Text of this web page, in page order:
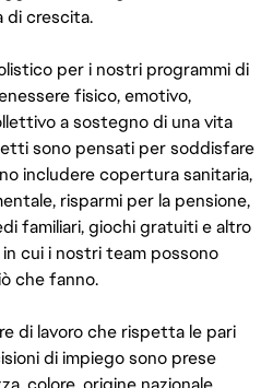
di crescita.
per i nostri programmi di
fisico, emotivo,
a sostegno di una vita
sono pensati per soddisfare
includere copertura sanitaria,
risparmi per la pensione,
familiari, giochi gratuiti e altro
cui i nostri team possono
che fanno.
di lavoro che rispetta le pari
di impiego sono prese